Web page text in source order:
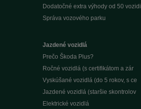
Dodatočné extra výhody od 50 vozidi
Správa vozového parku
Jazdené vozidlá
Prečo Škoda Plus?
Ročné vozidlá (s certifikátom a zár
Vyskúšané vozidlá (do 5 rokov, s ce
Jazdené vozidlá (staršie skontrolov
Elektrické vozidlá